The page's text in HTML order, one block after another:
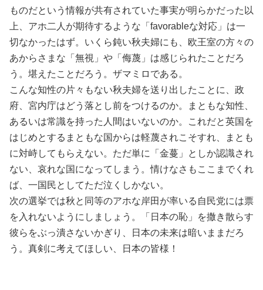
ものだという情報が共有されていた事実が明らかだった以
上、アホ二人が期待するような「favorableな対応」は一
切なかったはず。いくら鈍い秋夫婦にも、欧王室の方々の
あからさまな「無視」や「侮蔑」は感じられたことだろ
う。堪えたことだろう。ザマミロである。
こんな知性の片々もない秋夫婦を送り出したことに、政
府、宮内庁はどう落とし前をつけるのか。まともな知性、
あるいは常識を持った人間はいないのか。これだと英国を
はじめとするまともな国からは軽蔑されこそすれ、まとも
に対峙してもらえない。ただ単に「金蔓」としか認識され
ない、哀れな国になってしまう。情けなさもここまでくれ
ば、一国民としてただ泣くしかない。
次の選挙では秋と同等のアホな岸田が率いる自民党には票
を入れないようにしましょう。「日本の恥」を撒き散らす
彼らをぶっ潰さないかぎり、日本の未来は暗いままだろ
う。真剣に考えてほしい、日本の皆様！